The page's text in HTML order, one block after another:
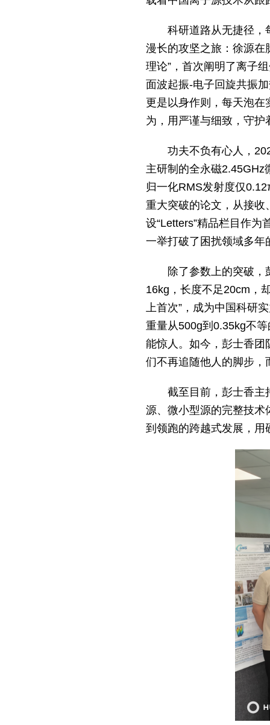
科研道路从无捷径，
漫长的攻坚之旅：徐源在
理论”，首次阐明了离子
面波起振-电子回旋共振
更是以身作则，每天泡
为，用严谨与细致，守护
功夫不负有心人，
主研制的全永磁2.45GHz
归一化RMS发射度仅
重大突破的论文，从接收
设“Letters”精品栏目作为
一举打破了困扰领域多年
除了参数上的突破，
16kg，长度不足20cm，
上首次”，成为中国科研
重量从500g到0.35kg不
能惊人。如今，彭士香团
们不再追随他人的脚步，
截至目前，彭士香主
源、微小型源的完整技术
到领跑的跨越式发展，用